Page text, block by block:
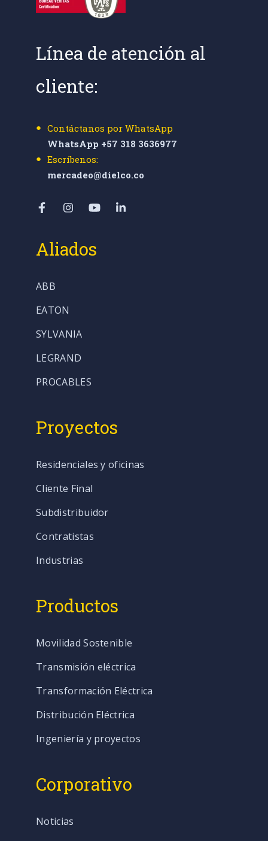
Línea de atención al
cliente:
Contáctanos por WhatsApp
WhatsApp +57 318 3636977
Escríbenos:
mercadeo@dielco.co
Aliados
ABB
EATON
SYLVANIA
LEGRAND
PROCABLES
Proyectos
Residenciales y oficinas
Cliente Final
Subdistribuidor
Contratistas
Industrias
Productos
Movilidad Sostenible
Transmisión eléctrica
Transformación Eléctrica
Distribución Eléctrica
Ingeniería y proyectos
Corporativo
Noticias